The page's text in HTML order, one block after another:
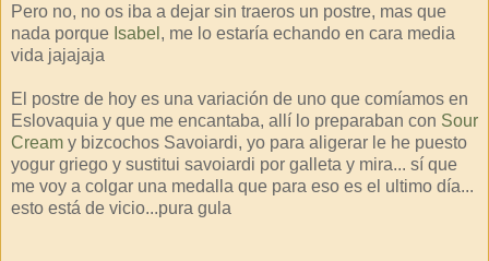
Pero no, no os iba a dejar sin traeros un postre, mas que
nada porque Isabel , me lo estaría echando en cara media
vida jajajaja
El postre de hoy es una variación de uno que comíamos en
Eslovaquia y que me encantaba, allí lo preparaban con Sour
Cream y bizcochos Savoiardi, yo para aligerar le he puesto
yogur griego y sustitui savoiardi por galleta y mira... sí que
me voy a colgar una medalla que para eso es el ultimo día...
esto está de vicio...pura gula